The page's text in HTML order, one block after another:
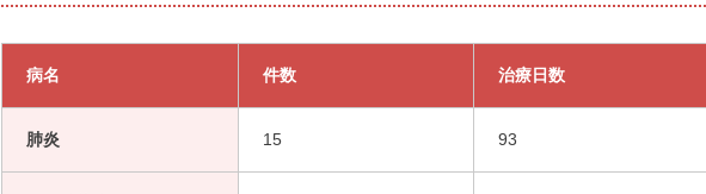
病名 件数 治療日数
肺炎 15 93